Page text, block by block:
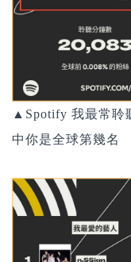
▲Spotify 我最常聆
中你是全球第幾名